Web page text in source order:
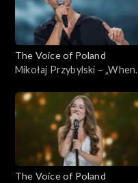
The Voice of Poland
Mikołaj Przybylski – „When
Voice of Poland”,
Przesłuchania w ciemno, 21
września 2024
The Voice of Poland